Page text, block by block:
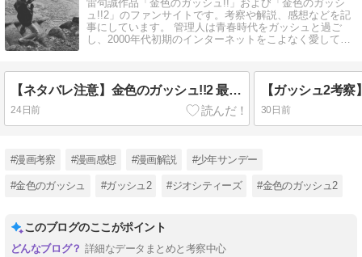
雷句誠作品「金色のガッシュ!!」および「金色のガッシ
ュ!!2」のファンサイトです。考察や解説、感想などを記
事にしています。 管理人は青春時代をガッシュと過ご
し、2000年代初期のインターネットをこよなく愛してい
【ネタバレ注意】金色のガッシュ!!2 最新話感想【Page.40】
24日前 30日前
#漫画考察 #漫画感想 #漫画解説 #少年サンデー
#金色のガッシュ #ガッシュ2 #ジオシティーズ #金色のガッシュ2
このブログのここがポイント
詳細なデータまとめと考察中心